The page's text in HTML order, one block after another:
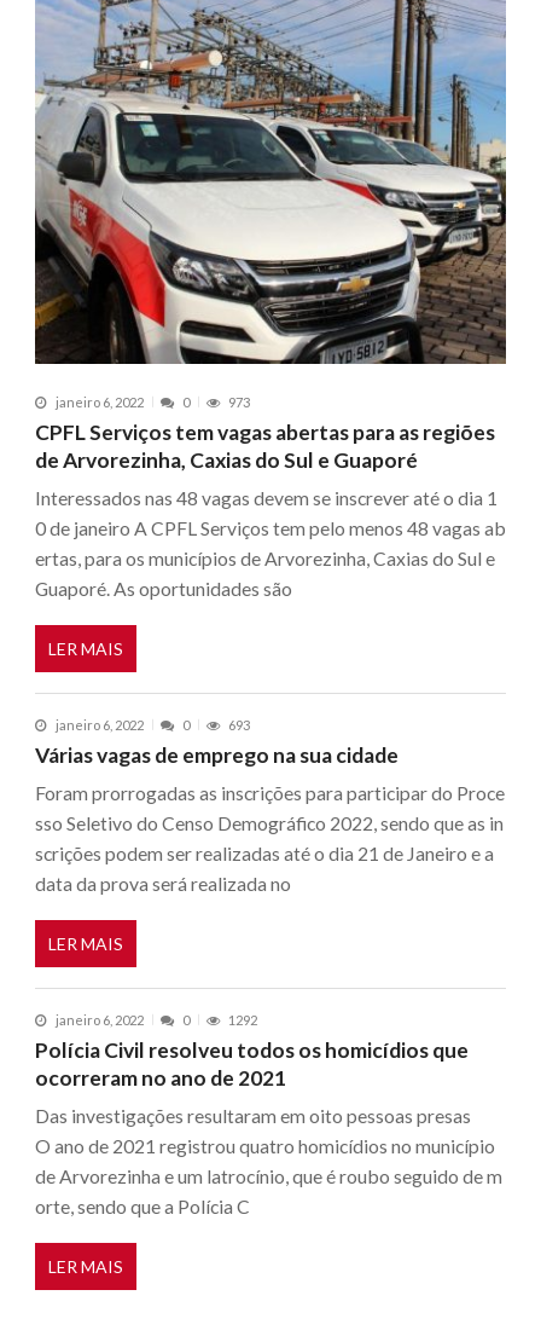
janeiro 6, 2022 0 973
CPFL Serviços tem vagas abertas para as regiões
de Arvorezinha, Caxias do Sul e Guaporé
Interessados nas 48 vagas devem se inscrever até o dia 1
0 de janeiro A CPFL Serviços tem pelo menos 48 vagas ab
ertas, para os municípios de Arvorezinha, Caxias do Sul e
Guaporé. As oportunidades são
LER MAIS
janeiro 6, 2022 0 693
Várias vagas de emprego na sua cidade
Foram prorrogadas as inscrições para participar do Proce
sso Seletivo do Censo Demográfico 2022, sendo que as in
scrições podem ser realizadas até o dia 21 de Janeiro e a
data da prova será realizada no
LER MAIS
janeiro 6, 2022 0 1292
Polícia Civil resolveu todos os homicídios que
ocorreram no ano de 2021
Das investigações resultaram em oito pessoas presas
O ano de 2021 registrou quatro homicídios no município
de Arvorezinha e um latrocínio, que é roubo seguido de m
orte, sendo que a Polícia C
LER MAIS